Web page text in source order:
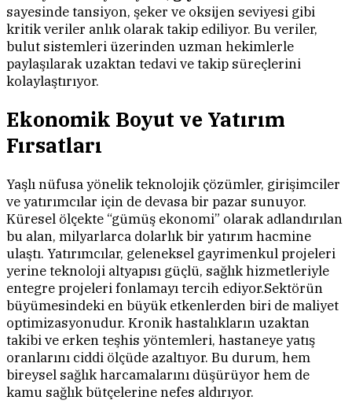
sayesinde tansiyon, şeker ve oksijen seviyesi gibi
kritik veriler anlık olarak takip ediliyor. Bu veriler,
bulut sistemleri üzerinden uzman hekimlerle
paylaşılarak uzaktan tedavi ve takip süreçlerini
kolaylaştırıyor.
Ekonomik Boyut ve Yatırım
Fırsatları
Yaşlı nüfusa yönelik teknolojik çözümler, girişimciler
ve yatırımcılar için de devasa bir pazar sunuyor.
Küresel ölçekte “gümüş ekonomi” olarak adlandırılan
bu alan, milyarlarca dolarlık bir yatırım hacmine
ulaştı. Yatırımcılar, geleneksel gayrimenkul projeleri
yerine teknoloji altyapısı güçlü, sağlık hizmetleriyle
entegre projeleri fonlamayı tercih ediyor.Sektörün
büyümesindeki en büyük etkenlerden biri de maliyet
optimizasyonudur. Kronik hastalıkların uzaktan
takibi ve erken teşhis yöntemleri, hastaneye yatış
oranlarını ciddi ölçüde azaltıyor. Bu durum, hem
bireysel sağlık harcamalarını düşürüyor hem de
kamu sağlık bütçelerine nefes aldırıyor.